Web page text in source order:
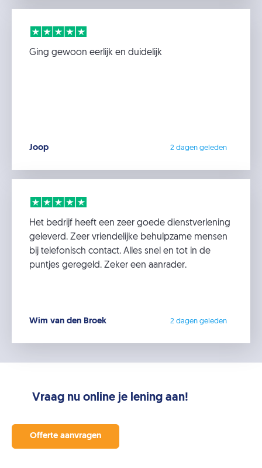
Ging gewoon eerlijk en duidelijk
Joop 2 dagen geleden
Het bedrijf heeft een zeer goede dienstverlening
geleverd. Zeer vriendelijke behulpzame mensen
bij telefonisch contact. Alles snel en tot in de
puntjes geregeld. Zeker een aanrader.
Wim van den Broek 2 dagen geleden
Vraag nu online je lening aan!
Offerte aanvragen